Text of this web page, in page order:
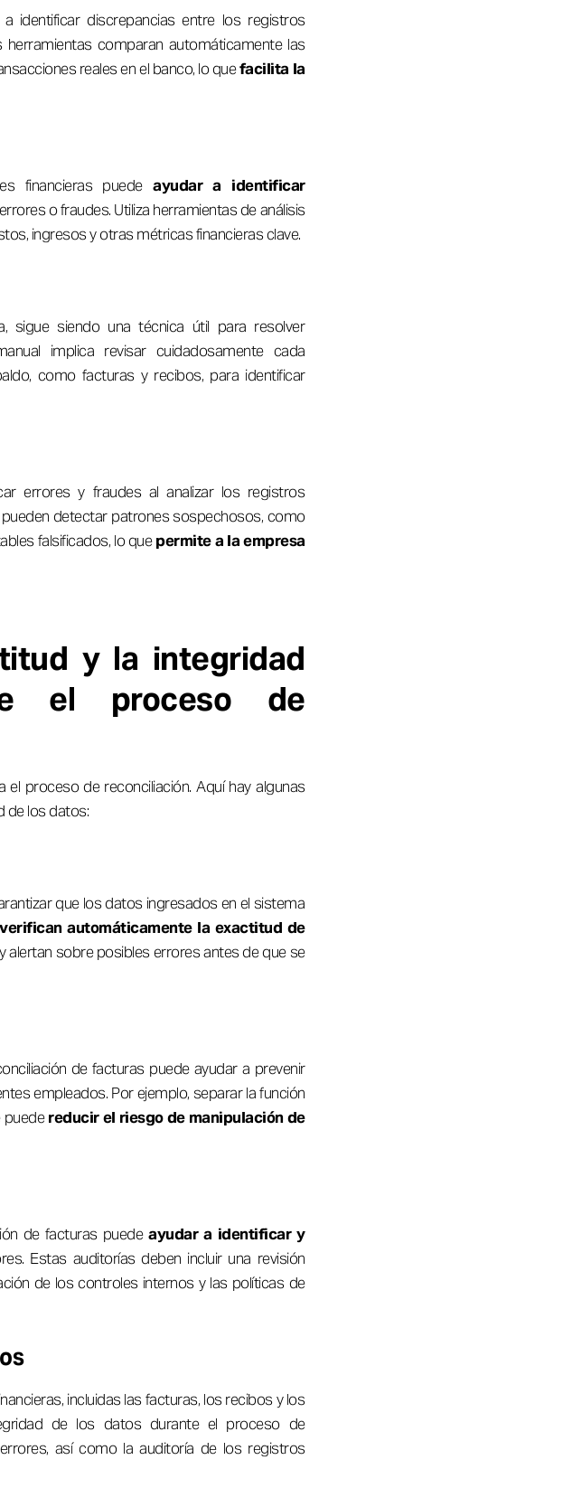
identificar discrepancias entre los registros
comparan automáticamente las
reales en el banco, lo quefacilita la
financieras puede ayudar a identificar
o fraudes. Utiliza herramientas de análisis
ingresos y otras métricas financieras clave.
sigue siendo una técnica útil para resolver
implica revisar cuidadosamente cada
como facturas y recibos, para identificar
errores y fraudes al analizar los registros
detectar patrones sospechosos, como
falsificados, lo quepermite a la empresa
y la integridad
el proceso de
proceso de reconciliación. Aquí hay algunas
de los datos:
que los datos ingresados en el sistema
verifican automáticamente la exactitud de
alertan sobre posibles errores antes de que se
de facturas puede ayudar a prevenir
empleados. Por ejemplo, separar la función
puedereducir el riesgo de manipulación de
de facturas puedeayudar a identificar y
Estas auditorías deben incluir una revisión
de los controles internos y las políticas de
incluidas las facturas, los recibos y los
de los datos durante el proceso de
así como la auditoría de los registros